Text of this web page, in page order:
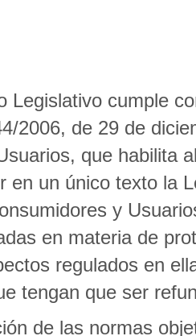
Legislativo cumple
2006, de 29 de
que habilita
en un único texto la
y
en materia de
regulados en
tengan que ser
de las normas